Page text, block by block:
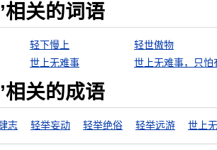
相关的词语
轻下慢上
轻世傲物
世上无难事
相关的成语
志 轻举妄动 轻举绝俗 轻举远游